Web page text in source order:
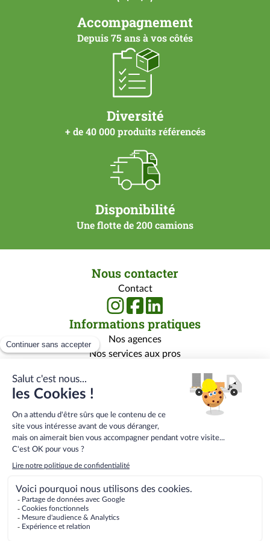
Accompagnement
Depuis 75 ans à vos côtés
Diversité
+ de 40 000 produits référencés
Disponibilité
Une flotte de 200 camions
Nous contacter
Contact
Informations pratiques
Nos agences
Nos services aux pros
Rejoignez-nous
Qui sommes-nous ?
Carrière
Centre de formation
bas
page
secondaire
Conditions générales de vente
Conditions Générales E-Services
Mentions légales
Gestion des données personnelles